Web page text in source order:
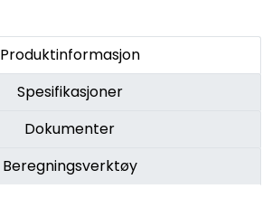
Produktinformasjon
Spesifikasjoner
Dokumenter
Beregningsverktøy